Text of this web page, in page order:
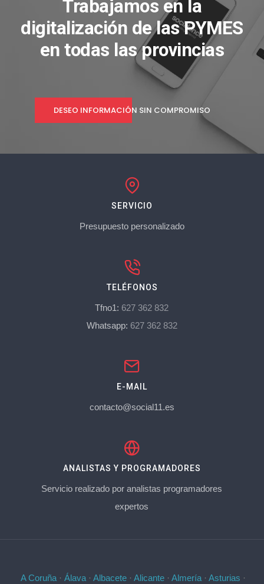
Trabajamos en la
digitalización de las PYMES
en todas las provincias
DESEO INFORMACIÓN SIN COMPROMISO
SERVICIO
Presupuesto personalizado
TELÉFONOS
Tfno1: 627 362 832
Whatsapp: 627 362 832
E-MAIL
contacto@social11.es
ANALISTAS Y PROGRAMADORES
Servicio realizado por analistas programadores
expertos
A Coruña· Álava· Albacete· Alicante· Almería· Asturias ·